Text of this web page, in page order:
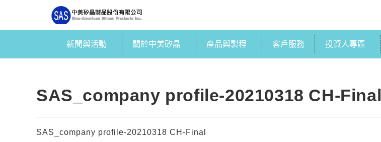
新聞與活動 關於中美矽晶 產品與製程 客戶服務 投資人專區
SAS_company profile-20210318 CH-Final
SAS_company profile-20210318 CH-Final